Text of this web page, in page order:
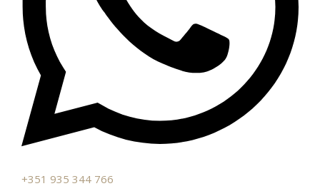
+351 935 344 766